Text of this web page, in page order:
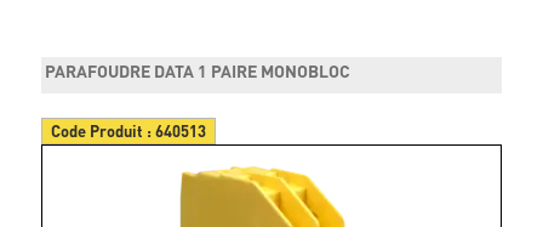
PARAFOUDRE DATA 1 PAIRE MONOBLOC
Code Produit :640513